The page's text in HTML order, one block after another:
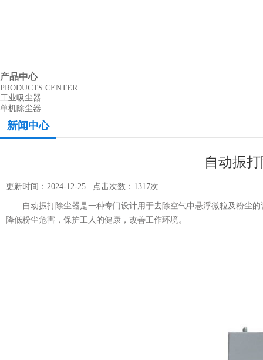
产品中心
PRODUCTS CENTER
工业吸尘器
单机除尘器
新闻中心
自动振
更新时间：2024-12-25 点击次数：1317次
自动振打除尘器是一种专门设计用于去除空气中悬浮微粒及粉尘的
降低粉尘危害，保护工人的健康，改善工作环境。